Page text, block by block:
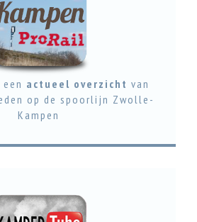
actueel overzicht van
op de spoorlijn Zwolle-
Kampen